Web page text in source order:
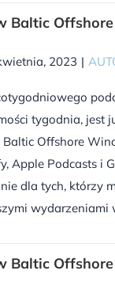
Baltic
2023 |
tygodnia, jest
Offshore
Apple Podcasts i
dla tych, którzy
wydarzeniami
Baltic